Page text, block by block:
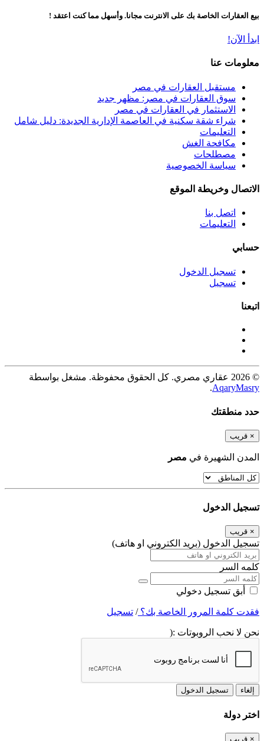
بيع العقارات الخاصة بك على الانترنت مجانا. وأسهل مما كنت اعتقد !
ابدأ الآن!
معلومات عنا
مستقبل العقارات في مصر
سوق العقارات في مصر: مظهر جديد
الاستثمار في العقارات في مصر
شراء شقة سكنية في العاصمة الإدارية الجديدة: دليل شامل
التعليمات
مكافحة الغش
مصطلحات
سياسة الخصوصية
الاتصال وخريطة الموقع
اتصل بنا
التعليمات
حسابي
تسجيل الدخول
تسجيل
اتبعنا
© 2026 عقاري مصري. كل الحقوق محفوظة. مشغل بواسطة
AqaryMasry
.
حدد منطقتك
× قريب
المدن الشهيرة في مصر
تسجيل الدخول
× قريب
تسجيل الدخول (بريد الكتروني او هاتف)
كلمه السر
أبق تسجيل دخولي
فقدت كلمة المرور الخاصة بك؟/ تسجيل
نحن لا نحب الروبوتات :(
إلغاء تسجيل الدخول
اختر دولة
× قريب